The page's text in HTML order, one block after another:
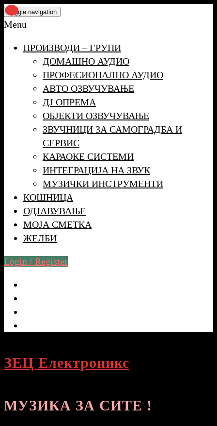
Skip
to
content
Toggle navigation
Menu
ПРОИЗВОДИ – ГРУПИ
ДОМАШНО АУДИО
ПРОФЕСИОНАЛНО АУДИО
АВТО ОЗВУЧУВАЊЕ
ДЈ ОПРЕМА
ОБЈЕКТИ ОЗВУЧУВАЊЕ
ЗВУЧНИЦИ ЗА САМОГРАДБА И
СЕРВИС
КАРАОКЕ СИСТЕМИ
ИНТЕГРАЦИЈА НА ЗВУК
МУЗИЧКИ ИНСТРУМЕНТИ
КОШНИЦА
ОДЈАВУВАЊЕ
МОЈА СМЕТКА
ЖЕЛБИ
Login / Register
ЗЕЦ Електроникс
МУЗИКА ЗА СИТЕ !